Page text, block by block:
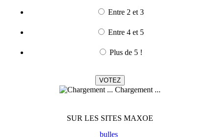
Entre 2 et 3
Entre 4 et 5
Plus de 5 !
Chargement ...
SUR LES SITES MAXOE
bulles